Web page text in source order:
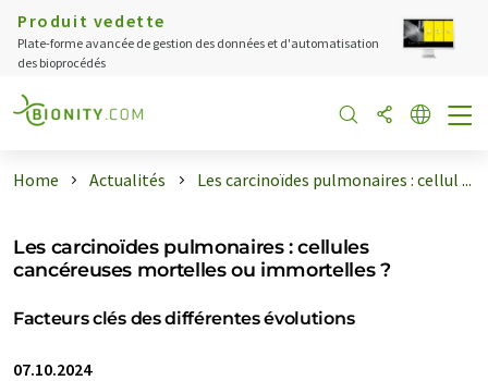
Produit vedette
Plate-forme avancée de gestion des données et d'automatisation
des bioprocédés
Home Actualités Les carcinoïdes pulmonaires : cellul ...
Les carcinoïdes pulmonaires : cellules
cancéreuses mortelles ou immortelles ?
Facteurs clés des différentes évolutions
07.10.2024